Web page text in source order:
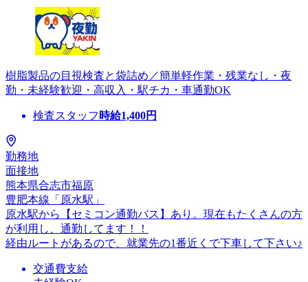
樹脂製品の目視検査と袋詰め／簡単軽作業・残業なし・夜
勤・未経験歓迎・高収入・駅チカ・車通勤OK
検査スタッフ 時給1,400円
勤務地
面接地
熊本県合志市福原
豊肥本線「原水駅」
原水駅から【セミコン通勤バス】あり。現在もたくさんの方
が利用し、通勤してます！！
経由ルートがあるので、就業先の1番近くで下車して下さい♪
交通費支給